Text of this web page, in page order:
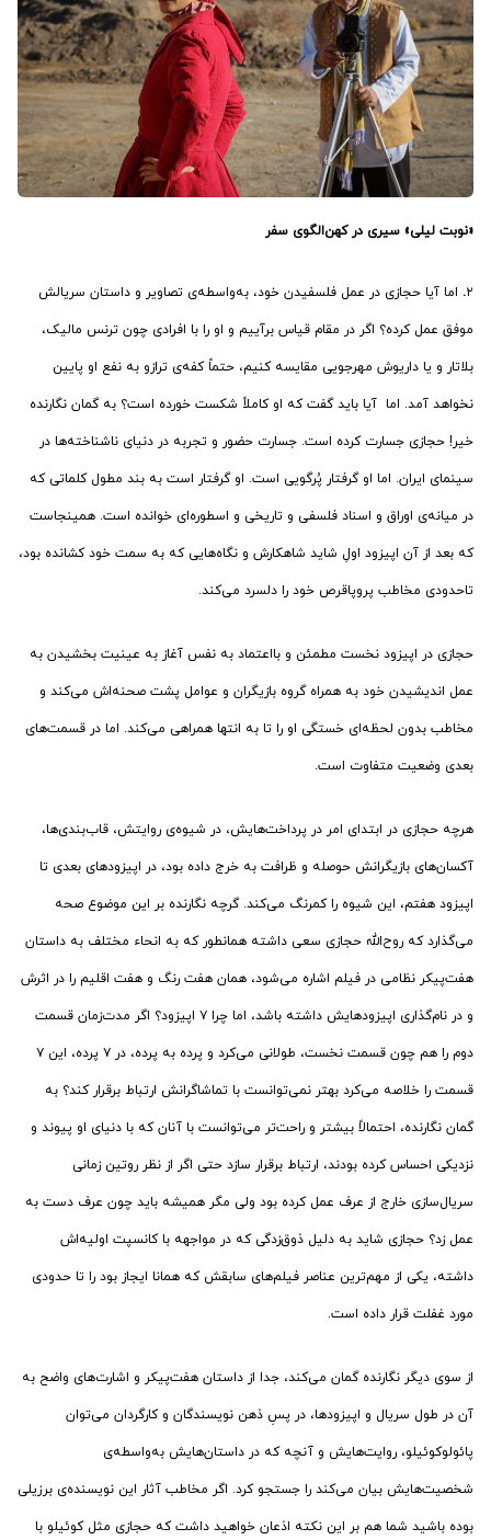
«نوبت لیلی» سیری در کهن‌الگوی سفر
۲. اما آیا حجازی در عمل فلسفیدن خود، به‌واسطه‌ی تصاویر و داستان سریالش
موفق عمل کرده؟ اگر در مقام قیاس برآییم و او را با افرادی چون ترنس مالیک،
بلاتار و یا داریوش مهرجویی مقایسه کنیم، حتماً کفه‌ی ترازو به نفع او پایین
نخواهد آمد. اما آیا باید گفت که او کاملاً شکست خورده است؟ به گمان نگارنده
خیر! حجازی جسارت کرده است. جسارت حضور و تجربه در دنیای ناشناخته‌ها در
سینمای ایران. اما او گرفتار پُرگویی است. او گرفتار است به بند مطول کلماتی که
در میانه‌ی اوراق و اسناد فلسفی و تاریخی و اسطوره‌ای خوانده است. همینجاست
که بعد از آن اپیزود اولِ شاید شاهکارش و نگاه‌هایی که به سمت خود کشانده بود،
تاحدودی مخاطب پروپاقرص خود را دلسرد می‌کند.
حجازی در اپیزود نخست مطمئن و بااعتماد به نفس آغاز به عینیت بخشیدن به
عمل اندیشیدن خود به همراه گروه بازیگران و عوامل پشت‌ صحنه‌اش می‌کند و
مخاطب بدون لحظه‌ای خستگی او را تا به انتها همراهی می‌کند. اما در قسمت‌های
بعدی وضعیت متفاوت است.
هرچه حجازی در ابتدای امر در پرداخت‌هایش، در شیوه‌ی روایتش، قاب‌بندی‌ها،
آکسان‌های بازیگرانش حوصله و ظرافت به خرج داده بود، در اپیزودهای بعدی تا
اپیزود هفتم، این شیوه را کمرنگ می‌کند. گرچه نگارنده بر این موضوع صحه
می‌گذارد که روح‌الله حجازی سعی داشته همانطور که به انحاء مختلف به داستان
هفت‌پیکر نظامی در فیلم اشاره می‌شود، همان هفت رنگ و هفت اقلیم را در اثرش
و در نام‌گذاری اپیزودهایش داشته باشد، اما چرا ۷ اپیزود؟ اگر مدت‌زمان قسمت
دوم را هم چون قسمت نخست، طولانی می‌کرد و پرده به پرده، در ۷ پرده، این ۷
قسمت را خلاصه می‌کرد بهتر نمی‌توانست با تماشاگرانش ارتباط برقرار کند؟ به
گمان نگارنده، احتمالاً بیشتر و راحت‌تر می‌توانست با آنان که با دنیای او پیوند و
نزدیکی احساس کرده بودند، ارتباط برقرار سازد حتی اگر از نظر روتین زمانی
سریال‌سازی خارج از عرف عمل کرده بود ولی مگر همیشه باید چون عرف دست به
عمل زد؟ حجازی شاید به دلیل ذوق‌زدگی که در مواجهه با کانسپت اولیه‌اش
داشته، یکی از مهم‌ترین عناصر فیلم‌های سابقش که همانا ایجاز بود را تا حدودی
مورد غفلت قرار داده است.
از سوی دیگر نگارنده گمان می‌کند، جدا از داستان هفت‌پیکر و اشارت‌های واضح به
آن در طول سریال‌ و اپیزودها، در پسِ ذهن نویسندگان و کارگردان می‌توان
پائولوکوئیلو، روایت‌هایش و آنچه که در داستان‌هایش به‌واسطه‌ی
شخصیت‌هایش بیان می‌کند را جستجو کرد. اگر مخاطب آثار این نویسنده‌ی برزیلی
بوده باشید شما هم بر این نکته اذعان خواهید داشت که حجازی مثل کوئیلو با